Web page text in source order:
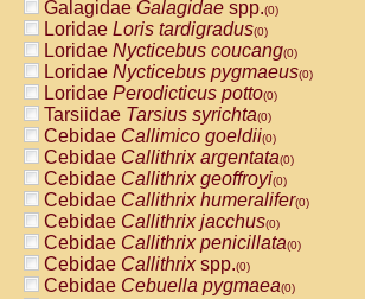
AtelidaeAtelesspp.(0)
Atelidae Lagothrix lagothricha
AtelidaeLagothrix lagothricha cana
PitheciidaeCacajao calvus
PitheciidaeCallicebus cupreus
PitheciidaeCallicebus donacophilus
PitheciidaeCallicebus moloch
PitheciidaeCallicebus torquatus
PitheciidaeCallicebusspp.(0)
PitheciidaeChiropotes satanas(0)
PitheciidaePithecia monachus
PitheciidaePithecia pithecia(0)
CercopithecidaeCercocebus agilis
CercopithecidaeCercocebus
Galagidae Galagidae spp.(0)
Loridae Loris tardigradus(0)
Loridae Nycticebus coucang(0)
Loridae Nycticebus pygmaeus(0)
Loridae Perodicticus potto(0)
Tarsiidae Tarsius syrichta(0)
Cebidae Callimico goeldii(0)
Cebidae Callithrix argentata(0)
Cebidae Callithrix geoffroyi(0)
Cebidae Callithrix humeralifer(0)
Cebidae Callithrix jacchus(0)
Cebidae Callithrix penicillata(0)
Cebidae Callithrixspp.(0)
Cebidae Cebuella pygmaea(0)